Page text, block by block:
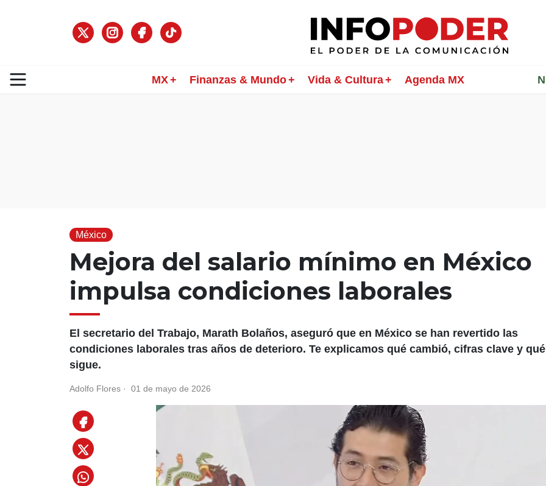
MX Finanzas & Mundo Vida & Cultura Agenda MX
México
Mejora del salario mínimo en México
impulsa condiciones laborales
El secretario del Trabajo, Marath Bolaños, aseguró que en México se han revertido las
condiciones laborales tras años de deterioro. Te explicamos qué cambió, cifras clave y qué
sigue.
Adolfo Flores · 01 de mayo de 2026